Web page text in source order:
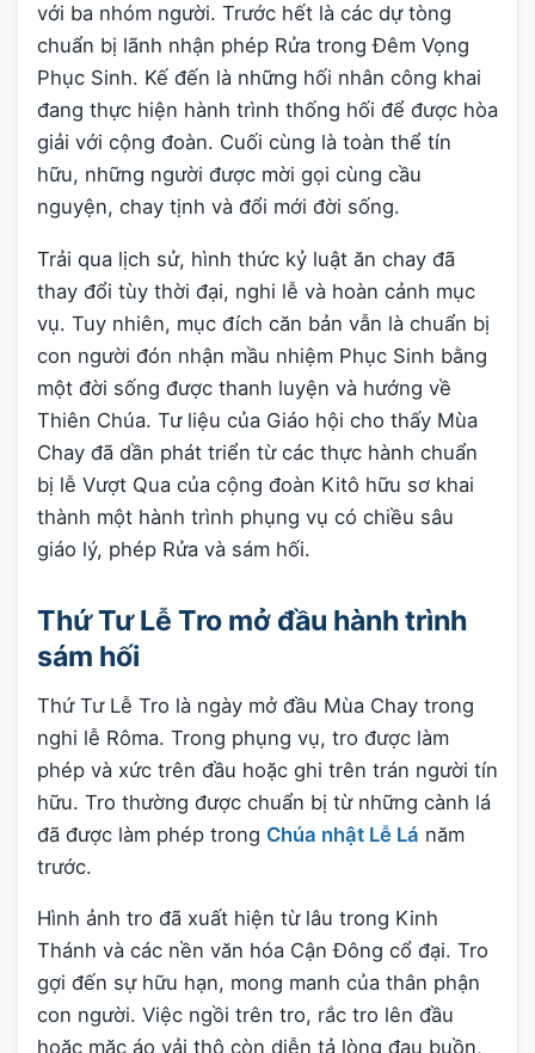
với ba nhóm người. Trước hết là các dự tòng
chuẩn bị lãnh nhận phép Rửa trong Đêm Vọng
Phục Sinh. Kế đến là những hối nhân công khai
đang thực hiện hành trình thống hối để được hòa
giải với cộng đoàn. Cuối cùng là toàn thể tín
hữu, những người được mời gọi cùng cầu
nguyện, chay tịnh và đổi mới đời sống.
Trải qua lịch sử, hình thức kỷ luật ăn chay đã
thay đổi tùy thời đại, nghi lễ và hoàn cảnh mục
vụ. Tuy nhiên, mục đích căn bản vẫn là chuẩn bị
con người đón nhận mầu nhiệm Phục Sinh bằng
một đời sống được thanh luyện và hướng về
Thiên Chúa. Tư liệu của Giáo hội cho thấy Mùa
Chay đã dần phát triển từ các thực hành chuẩn
bị lễ Vượt Qua của cộng đoàn Kitô hữu sơ khai
thành một hành trình phụng vụ có chiều sâu
giáo lý, phép Rửa và sám hối.
Thứ Tư Lễ Tro mở đầu hành trình
sám hối
Thứ Tư Lễ Tro là ngày mở đầu Mùa Chay trong
nghi lễ Rôma. Trong phụng vụ, tro được làm
phép và xức trên đầu hoặc ghi trên trán người tín
hữu. Tro thường được chuẩn bị từ những cành lá
đã được làm phép trong Chúa nhật Lễ Lá năm
trước.
Hình ảnh tro đã xuất hiện từ lâu trong Kinh
Thánh và các nền văn hóa Cận Đông cổ đại. Tro
gợi đến sự hữu hạn, mong manh của thân phận
con người. Việc ngồi trên tro, rắc tro lên đầu
hoặc mặc áo vải thô còn diễn tả lòng đau buồn,